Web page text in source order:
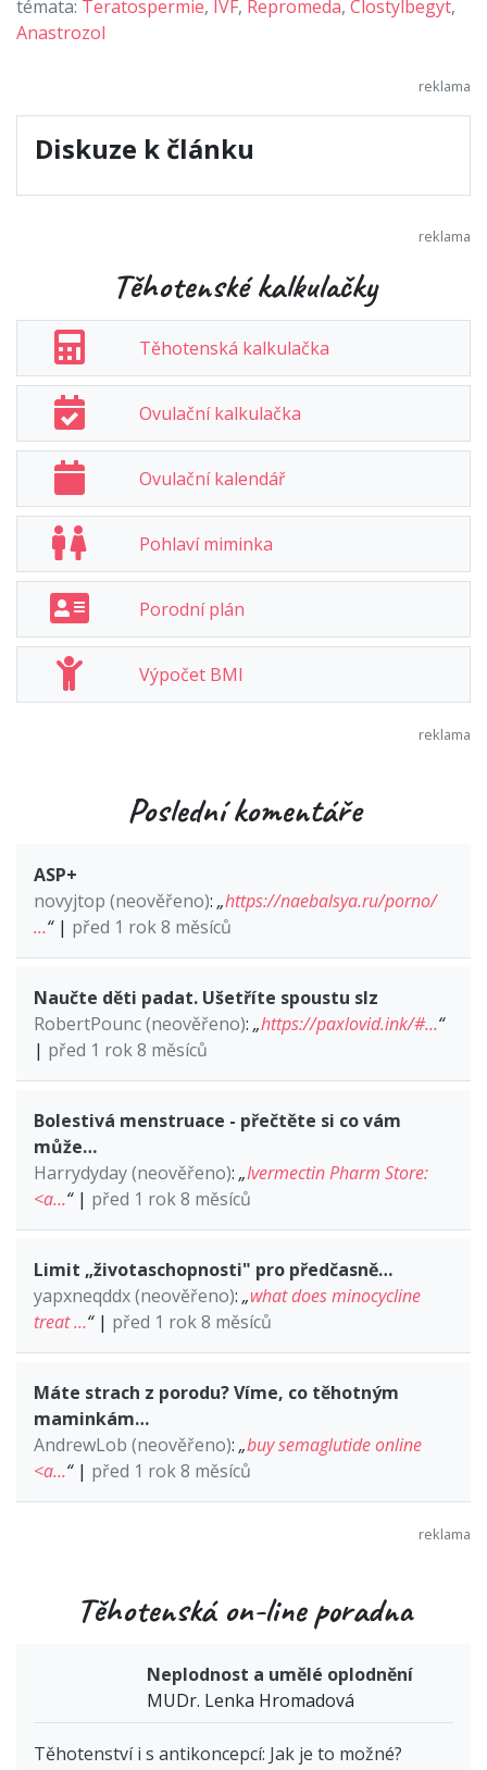
témata: Teratospermie, IVF, Repromeda, Clostylbegyt,
Anastrozol
Diskuze k článku
Těhotenské kalkulačky
Těhotenská kalkulačka
Ovulační kalkulačka
Ovulační kalendář
Pohlaví miminka
Porodní plán
Výpočet BMI
Poslední komentáře
ASP+
novyjtop (neověřeno): „https://naebalsya.ru/porno/
…“| před 1 rok 8 měsíců
Naučte děti padat. Ušetříte spoustu slz
RobertPounc (neověřeno): „https://paxlovid.ink/#…“
| před 1 rok 8 měsíců
Bolestivá menstruace - přečtěte si co vám
může…
Harrydyday (neověřeno): „Ivermectin Pharm Store:
<a…“| před 1 rok 8 měsíců
Limit „životaschopnosti" pro předčasně…
yapxneqddx (neověřeno): „what does minocycline
treat …“| před 1 rok 8 měsíců
Máte strach z porodu? Víme, co těhotným
maminkám…
AndrewLob (neověřeno): „buy semaglutide online
<a…“| před 1 rok 8 měsíců
Těhotenská on-line poradna
Neplodnost a umělé oplodnění
MUDr. Lenka Hromadová
Těhotenství i s antikoncepcí: Jak je to možné?